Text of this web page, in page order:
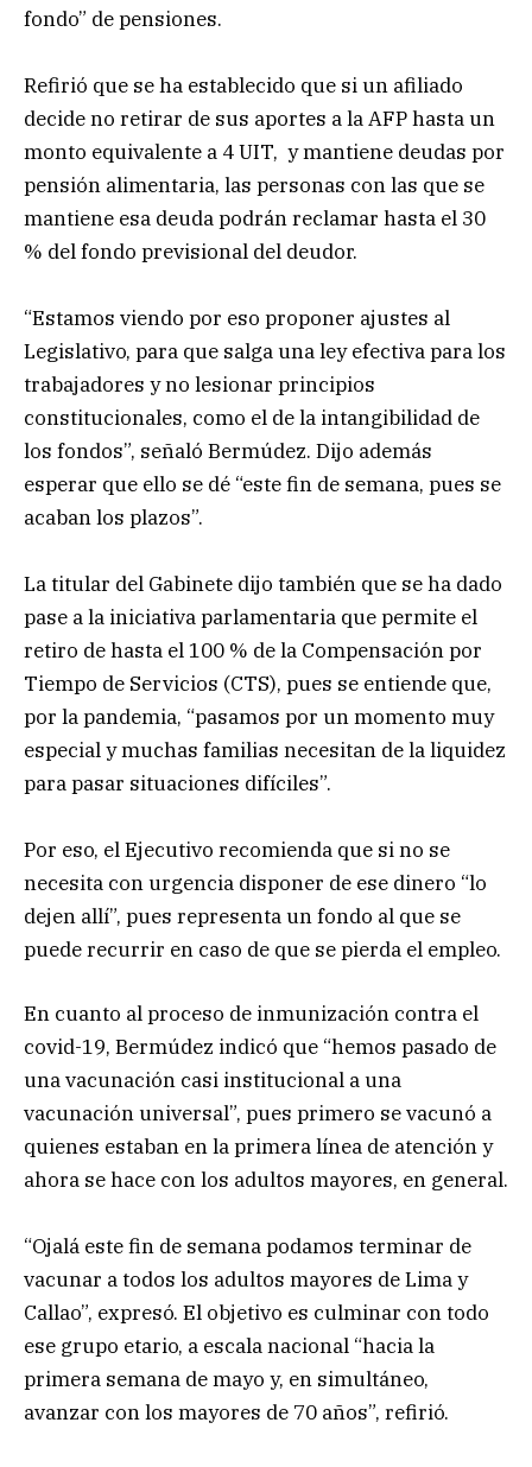
fondo” de pensiones.
Refirió que se ha establecido que si un afiliado
decide no retirar de sus aportes a la AFP hasta un
monto equivalente a 4 UIT, y mantiene deudas por
pensión alimentaria, las personas con las que se
mantiene esa deuda podrán reclamar hasta el 30
% del fondo previsional del deudor.
“Estamos viendo por eso proponer ajustes al
Legislativo, para que salga una ley efectiva para los
trabajadores y no lesionar principios
constitucionales, como el de la intangibilidad de
los fondos”, señaló Bermúdez. Dijo además
esperar que ello se dé “este fin de semana, pues se
acaban los plazos”.
La titular del Gabinete dijo también que se ha dado
pase a la iniciativa parlamentaria que permite el
retiro de hasta el 100 % de la Compensación por
Tiempo de Servicios (CTS), pues se entiende que,
por la pandemia, “pasamos por un momento muy
especial y muchas familias necesitan de la liquidez
para pasar situaciones difíciles”.
Por eso, el Ejecutivo recomienda que si no se
necesita con urgencia disponer de ese dinero “lo
dejen allí”, pues representa un fondo al que se
puede recurrir en caso de que se pierda el empleo.
En cuanto al proceso de inmunización contra el
covid-19, Bermúdez indicó que “hemos pasado de
una vacunación casi institucional a una
vacunación universal”, pues primero se vacunó a
quienes estaban en la primera línea de atención y
ahora se hace con los adultos mayores, en general.
“Ojalá este fin de semana podamos terminar de
vacunar a todos los adultos mayores de Lima y
Callao”, expresó. El objetivo es culminar con todo
ese grupo etario, a escala nacional “hacia la
primera semana de mayo y, en simultáneo,
avanzar con los mayores de 70 años”, refirió.